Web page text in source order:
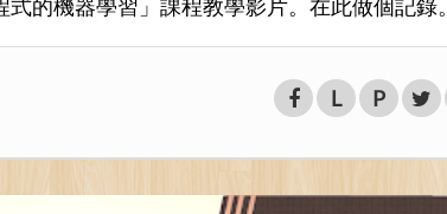
的機器學習」課程教學影片。在此做個記錄。
L P